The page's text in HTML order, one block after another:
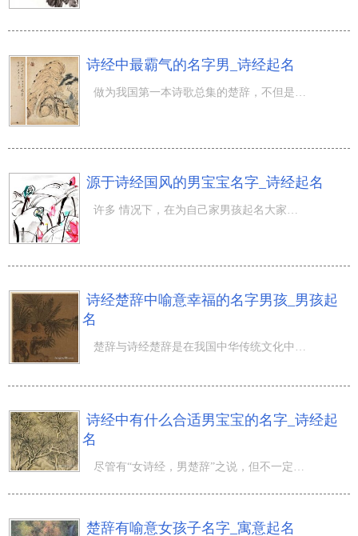
诗经中最霸气的名字男_诗经起名
源于诗经国风的男宝宝名字_诗经起名
诗经楚辞中喻意幸福的名字男孩_男孩起
名
诗经中有什么合适男宝宝的名字_诗经起
名
尽管有“女诗经，男楚辞”之说，但不一定诗经中就沒有不宜男孩儿起的姓名。如：知名专家学者王国维，姓名源
楚辞有喻意女孩子名字_寓意起名